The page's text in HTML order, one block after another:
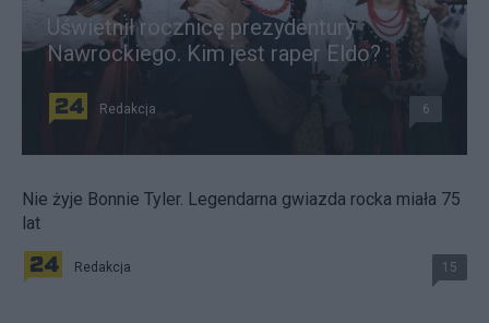
Uświetnił rocznicę prezydentury
Nawrockiego. Kim jest raper Eldo?
Redakcja 6
Nie żyje Bonnie Tyler. Legendarna gwiazda rocka miała 75
lat
Redakcja 15